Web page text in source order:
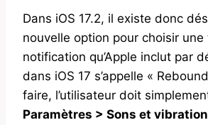
Dans iOS 17.2, il existe donc
nouvelle option pour choisir
notification qu’Apple inclut par
dans iOS 17 s’appelle «
faire, l’utilisateur doit
Paramètres > Sons et